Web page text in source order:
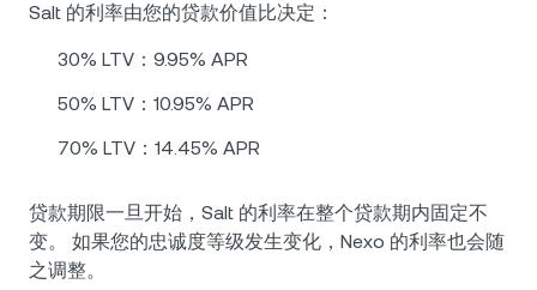
Salt 的利率由您的贷款价值比决定：
30% LTV：9.95% APR
50% LTV：10.95% APR
70% LTV：14.45% APR
贷款期限一旦开始，Salt 的利率在整个贷款期内固定不
变。 如果您的忠诚度等级发生变化，Nexo 的利率也会随
之调整。